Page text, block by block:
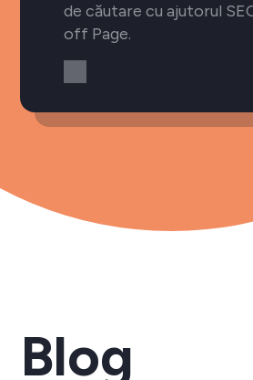
de căutare cu ajutorul
off Page.
Blog